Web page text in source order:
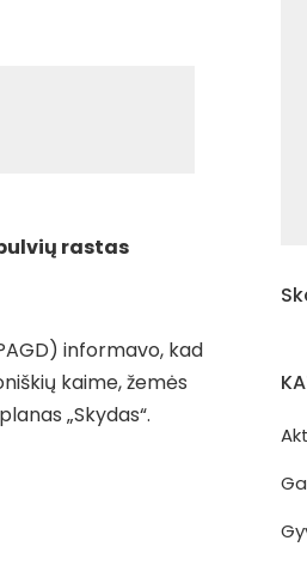
rastas
informavo, kad
kaime, žemės
„Skydas“.